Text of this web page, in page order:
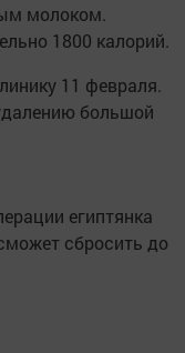
молоком.
1800 калорий.
11 февраля.
большой
египтянка
сбросить до